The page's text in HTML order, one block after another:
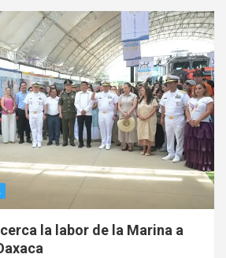
la labor de la Marina a